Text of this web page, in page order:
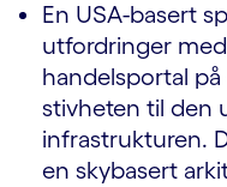
En USA-basert
utfordringer
handelsportal
stivheten til den
infrastrukturen.
en skybasert